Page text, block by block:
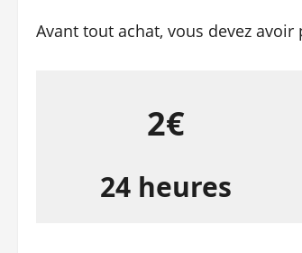
Avant tout achat, vous devez avoir
2€
24 heures